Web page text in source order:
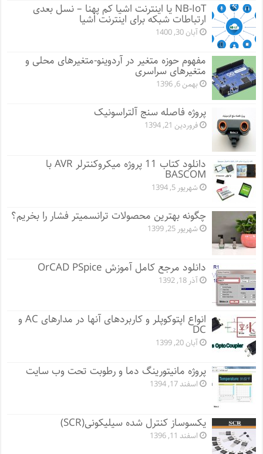
NB-IoT یا اینترنت اشیا کم پهنا – نسل بعدی
ارتباطات شبکه برای اینترنت اشیا
آبان 30, 1400
مفهوم حوزه متغیر در آردوینو-متغیرهای محلی و
متغیرهای سراسری
بهمن 6, 1396
پروژه فاصله سنج آلتراسونیک
فروردین 21, 1394
دانلود کتاب 11 پروژه میکروکنترلر AVR با
BASCOM
شهریور 5, 1394
چگونه بهترین محصولات ترانسمیتر فشار را بخریم؟
شهریور 25, 1399
دانلود مرجع کامل آموزش OrCAD PSpice
آذر 18, 1392
انواع اپتوکوپلر و کاربردهای آنها در مدارهای AC و
DC
آبان 20, 1399
پروژه مانيتورينگ دما و رطوبت تحت وب سایت
اسفند 17, 1394
یکسوساز کنترل شده سیلیکونی(SCR)
اسفند 11, 1396